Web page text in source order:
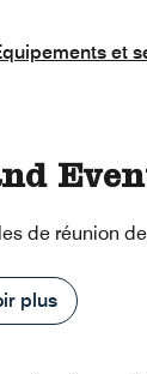
et
de réunion
plus